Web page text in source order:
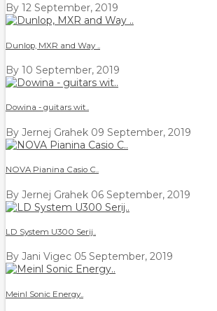
By 12 September, 2019
Dunlop, MXR and Way ..
By 10 September, 2019
Dowina - guitars wit..
By Jernej Grahek 09 September, 2019
NOVA Pianina Casio C..
By Jernej Grahek 06 September, 2019
LD System U300 Serij..
By Jani Vigec 05 September, 2019
Meinl Sonic Energy..